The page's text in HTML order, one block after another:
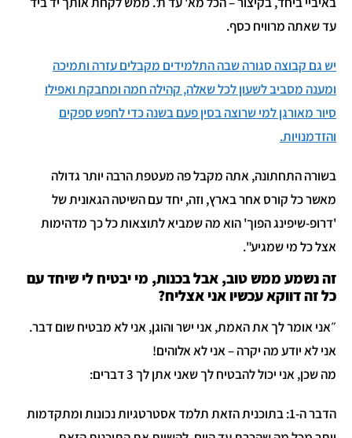
עד שאתה מרוויח כסף.
יש גם קבוצה סגורה שבה התלמידים מקבלים עזרה ותמיכה
ומענה מסביב לשעון לכל שאלה, קהילה חמה ומחבקת ואפילו
סיור מאורגן למי שרוצה בסין פעם בשנה כדי לחפש ספקים
והזדמנויות.
בשורה התחתונה, אתה מקבל פה מעטפת הרבה יותר גדולה
מאשר כל קורס אחר בארץ, וזה, יחד עם השיטה הגאונית של
'דרופ-שיפינג הפוך' הוא מה שמביא לתוצאות כל כך מדהימות
אצל כל מי שמגיע".
זה נשמע ממש טוב, אבל בכנות, מי יבטיח לי שיחד עם
כל זה דווקא עכשיו אני אצליח?
״אני אומר לך את האמת, אני ישר והוגן, אני לא מבטיח שום דבר.
אני לא יודע מה יקרה – אני לא אלוהים!
מה שכן, אני יכול להבטיח לך שאני אתן לך 3 דברים:
הדבר ה-1: בתוכנית הזאת תלמד אסטרטגיות נכונות ומתקדמות